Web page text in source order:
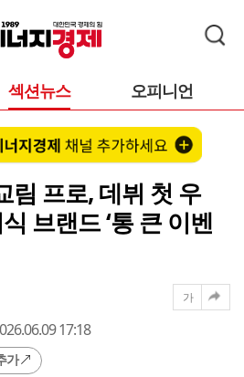
섹션뉴스 오피니언
림 프로, 데뷔 첫 우
브랜드 ‘통 큰 이벤
17:18
가
가